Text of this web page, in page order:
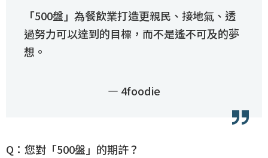
「500盤」為餐飲業打造更親民、接地氣、透
過努力可以達到的目標，而不是遙不可及的夢
想。
— 4foodie
Q：您對「500盤」的期許？